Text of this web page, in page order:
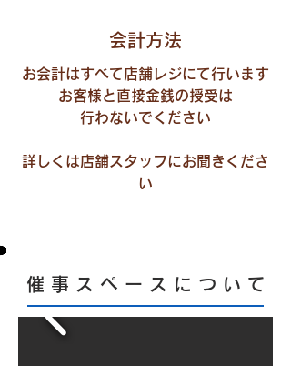
​会計方法
お会計はすべて店舗レジにて行います
お客様と直接金銭の授受は
行わないでください
​詳しくは店舗スタッフにお聞きくださ
い
催 事 ス ペ ー ス に つ い て